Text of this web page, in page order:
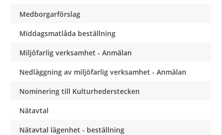
Medborgarförslag
Middagsmatlåda beställning
Miljöfarlig verksamhet - Anmälan
Nedläggning av miljöfarlig verksamhet - Anmälan
Nominering till Kulturhederstecken
Nätavtal
Nätavtal lägenhet - beställning